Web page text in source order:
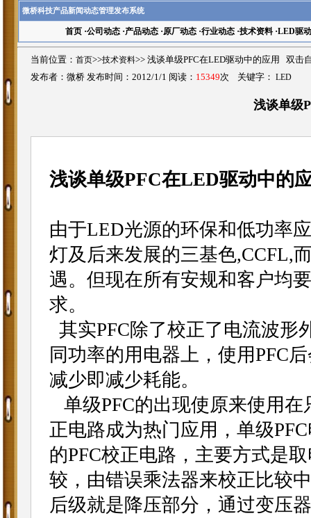
微桥科技产品新闻动态管理发布系统
首页·公司动态·产品动态·原厂动态·行业动态·技术资料·LED驱动
当前位置： 首页>>技术资料>> 浅谈单级PFC在LED驱动中的应用 双击
发布者：微桥 发布时间：2012/1/1 阅读： 15349次 关键字： LED
浅谈单级
浅谈单级PFC在LED驱动中的
由于LED光源的环保和低功率
灯及后来发展的三基色,CCFL,
遇。但现在所有安规和客户均
求。
其实PFC除了校正了电流波形
同功率的用电器上，使用PFC
减少即减少耗能。
单级PFC的出现使原来使用在
正电路成为热门应用，单级
的PFC校正电路，主要方式是
较，由错误乘法器来校正比较
后级就是降压部分，通过变压